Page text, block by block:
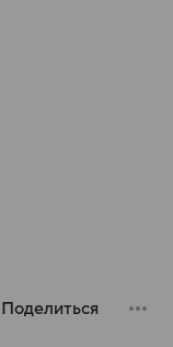
Поделиться